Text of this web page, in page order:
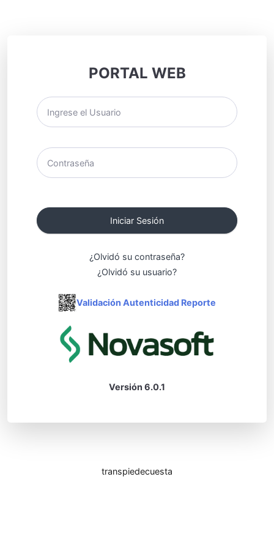
PORTAL WEB
¿Olvidó su contraseña?
¿Olvidó su usuario?
Validación Autenticidad Reporte
Versión 6.0.1
transpiedecuesta